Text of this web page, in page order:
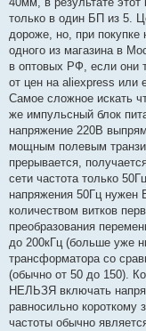
только в один БП из 5.
дороже, но, при покупке
одного из магазина в
в оптовых РФ, если они
от цен на aliexpress или
Самое сложное искать
же импульсный блок
напряжение 220В
мощным полевым
прерывается,
сети частота только
напряжения 50Гц
количеством витков
преобразования
до 200кГц (больше уже
трансформатора со
(обычно от 50 до 150).
НЕЛЬЗЯ включать
равносильно
частоты обычно